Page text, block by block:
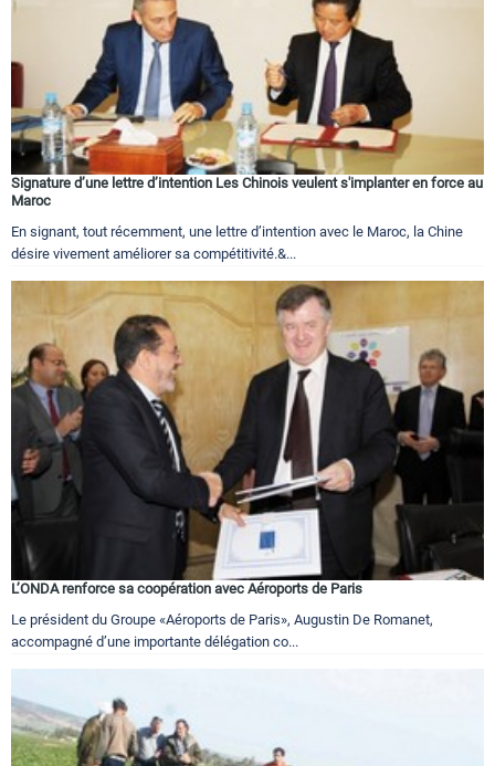
Signature d’une lettre d’intention Les Chinois veulent s'implanter en force au
Maroc
En signant, tout récemment, une lettre d’intention avec le Maroc, la Chine
désire vivement améliorer sa compétitivité.&...
L’ONDA renforce sa coopération avec Aéroports de Paris
Le président du Groupe «Aéroports de Paris», Augustin De Romanet,
accompagné d’une importante délégation co...